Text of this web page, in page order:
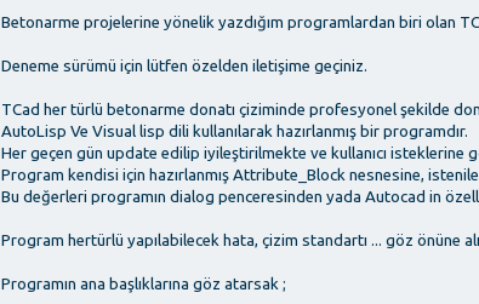
Betonarme projelerine yönelik yazdığım programlardan biri olan
Deneme sürümü için lütfen özelden iletişime geçiniz.
TCad her türlü betonarme donatı çiziminde profesyonel şekilde
AutoLisp Ve Visual lisp dili kullanılarak hazırlanmış bir programdır.
Her geçen gün update edilip iyileştirilmekte ve kullanıcı isteklerine
Program kendisi için hazırlanmış Attribute_Block nesnesine,
Bu değerleri programın dialog penceresinden yada Autocad in
Program hertürlü yapılabilecek hata, çizim standartı ... göz önüne
Programın ana başlıklarına göz atarsak ;